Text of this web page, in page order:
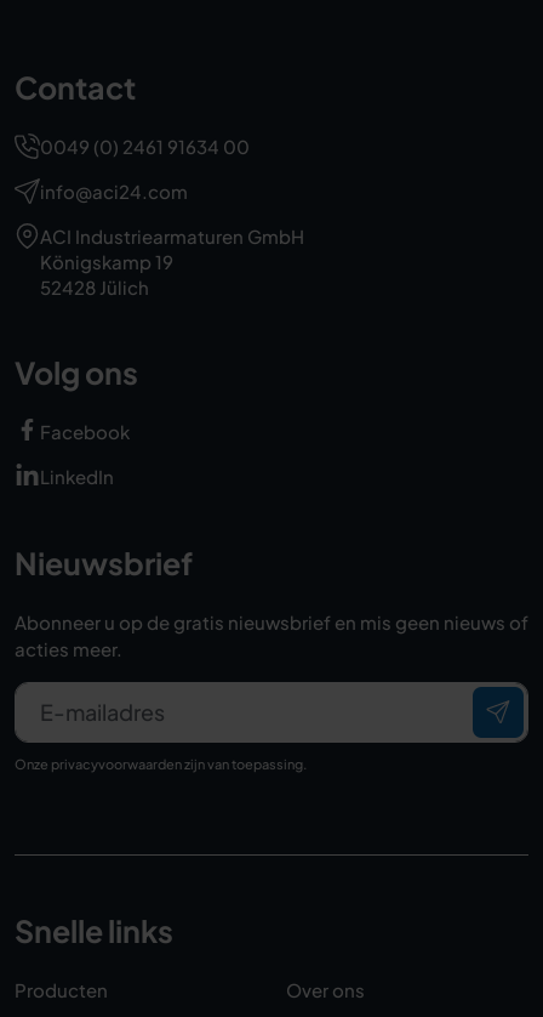
Contact
0049 (0) 2461 91634 00
info@aci24.com
ACI Industriearmaturen GmbH
Königskamp 19
52428 Jülich
Volg ons
Facebook
LinkedIn
Nieuwsbrief
Abonneer u op de gratis nieuwsbrief en mis geen nieuws of
acties meer.
E-mailadres
Onze privacyvoorwaardenzijn van toepassing.
Snelle links
Producten
Over ons